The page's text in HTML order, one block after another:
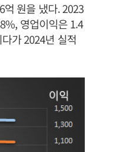
억 원을 냈다. 2023
영업이익은 1.4
가 2024년 실적